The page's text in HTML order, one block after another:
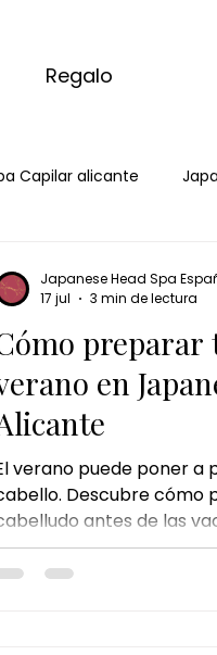
Regalo
Capilar alicante
Alicante
masaje relajante
corporal matcha
masaje
preparar
en
verano puede poner a
Descubre cómo
antes de las
a prevenir la
es una excelente
Japanese Head Spa
17 jul
3 min de lectura